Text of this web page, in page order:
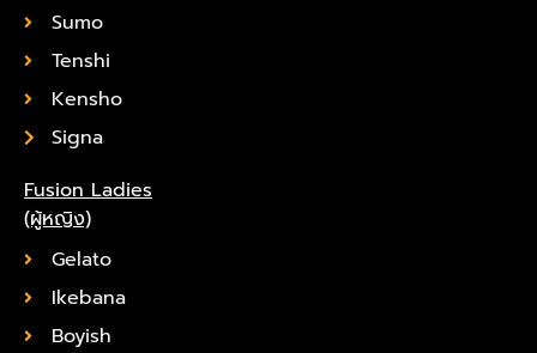
Sumo
Tenshi
Kensho
Signa
Fusion Ladies
(ผู้หญิง)
Gelato
Ikebana
Boyish